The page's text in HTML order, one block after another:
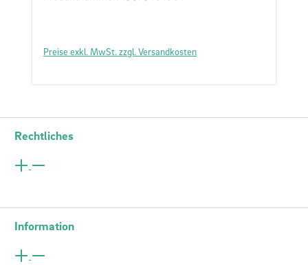
Preise exkl. MwSt. zzgl. Versandkosten
Rechtliches
Information